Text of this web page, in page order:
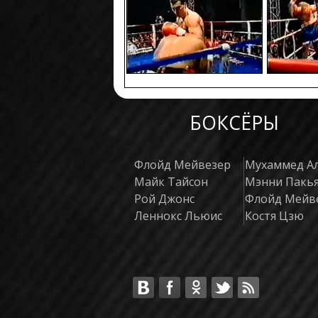
БОКСЁРЫ
Флойд Мейвезер
Майк Тайсон
Рой Джонс
Леннокс Льюис
Мухаммед
Мэнни
Флойд
Костя Цзю